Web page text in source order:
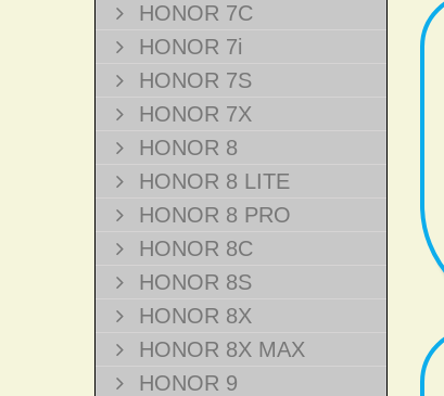
HONOR 7C
HONOR 7i
HONOR 7S
HONOR 7X
HONOR 8
HONOR 8 LITE
HONOR 8 PRO
HONOR 8C
HONOR 8S
HONOR 8X
HONOR 8X MAX
HONOR 9